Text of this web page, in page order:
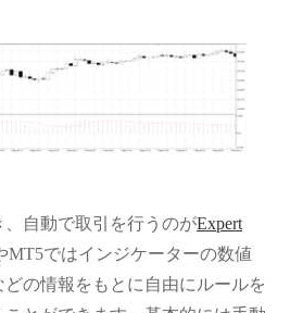
自動で取引を行うのがExpert
MT5ではインジケーターの数値
の情報をもとに自由にルールを